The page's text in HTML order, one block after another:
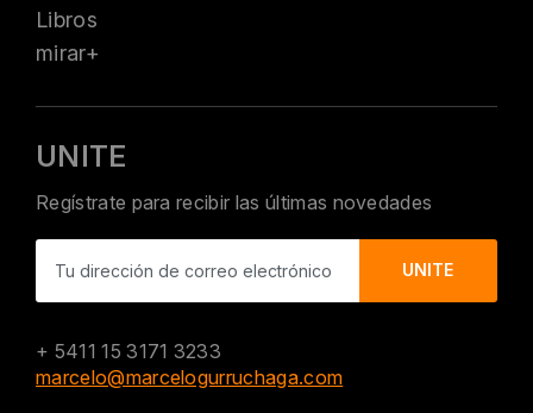
Libros
mirar+
UNITE
Regístrate para recibir las últimas novedades
+ 5411 15 3171 3233
marcelo@marcelogurruchaga.com